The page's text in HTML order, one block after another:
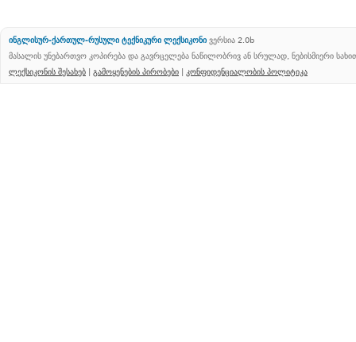
ინგლისურ-ქართულ-რუსული ტექნიკური ლექსიკონი ვერსია 2.0b
მასალის უნებართვო კოპირება და გავრცელება ნაწილობრივ ან სრულად, ნებისმიერი
ლექსიკონის შესახებ | გამოყენების პირობები | კონფიდენციალობის პოლიტიკა